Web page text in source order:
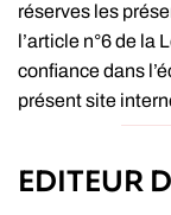
réserves les
l’article n°6 de la
confiance dans
présent site
EDITEUR